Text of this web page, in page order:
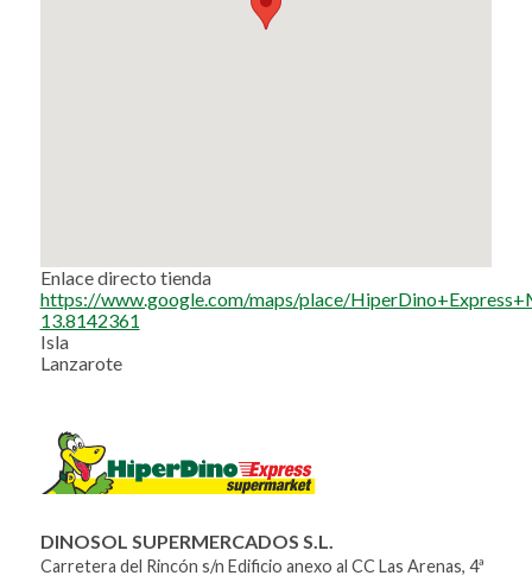
Enlace directo tienda
https://www.google.com/maps/place/
13.8142361
Isla
Lanzarote
DINOSOL SUPERMERCADOS S.L.
Carretera del Rincón s/n Edificio anexo al CC Las Arenas, 4ª